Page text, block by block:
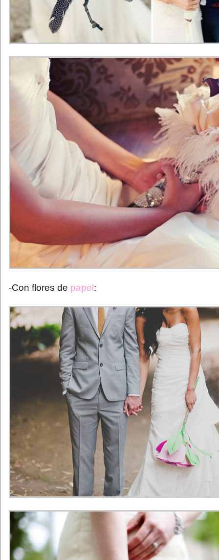
-Con flores de papel :